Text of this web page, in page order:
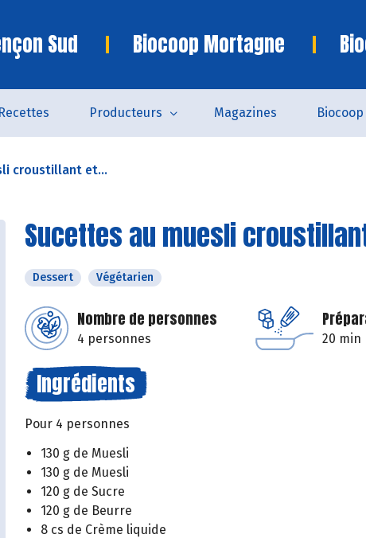
Sud Biocoop Mortagne
Recettes Producteurs Magazines Biocoop
croustillant et...
Sucettes au muesli
Dessert Végétarien
Nombre de personnes
4 personnes 20 min
Ingrédients
Pour 4 personnes
130 g de Muesli
130 g de Muesli
120 g de Sucre
120 g de Beurre
8 cs de Crème liquide